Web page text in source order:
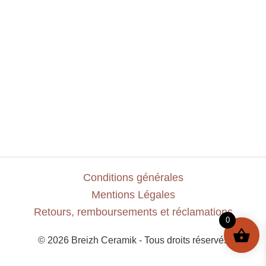
Conditions générales
Mentions Légales
Retours, remboursements et réclamations
© 2026 Breizh Ceramik - Tous droits réservés
0